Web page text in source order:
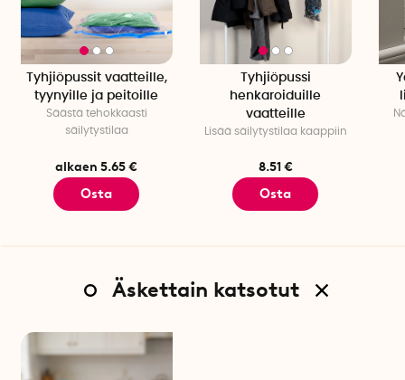
Tyhjiöpussit vaatteille,
tyynyille ja peitoille
Säästä tehokkaasti
säilytystilaa
alkaen 5.65 €
Osta
Tyhjiöpussi
henkaroiduille
vaatteille
Lisää säilytystilaa kaappiin
8.51 €
Osta
Äskettain katsotut